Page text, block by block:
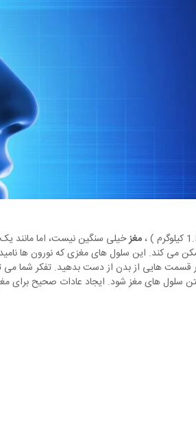
مغزخیلی سنگین نیست، اما مانند
می کند. این سلول های مغزی که نورون ها
هایی از بدن از دست بدهید. تفکر شما می
سلول های مغز شود. ایجاد عادات صحیح